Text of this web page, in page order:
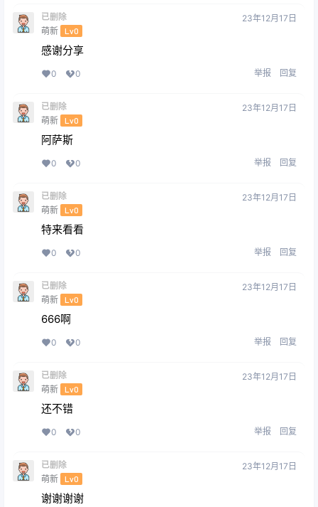
已删除
萌新 Lv0
23年12月17日
感谢分享
0 0 举报 回复
已删除
萌新 Lv0
23年12月17日
阿萨斯
0 0 举报 回复
已删除
萌新 Lv0
23年12月17日
特来看看
0 0 举报 回复
已删除
萌新 Lv0
23年12月17日
666啊
0 0 举报 回复
已删除
萌新 Lv0
23年12月17日
还不错
0 0 举报 回复
已删除
萌新 Lv0
23年12月17日
谢谢谢谢